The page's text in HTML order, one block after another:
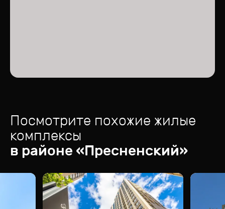
Посмотрите похожие жилые
комплексы
в районе «Пресненский»